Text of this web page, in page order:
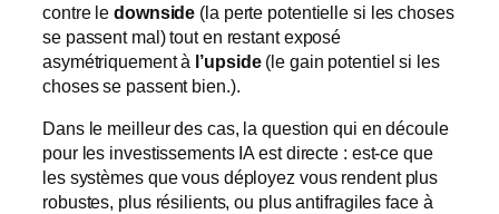
contre ledownside (la perte potentielle si les choses
se passent mal) tout en restant exposé
asymétriquement à l’upside(le gain potentiel si les
choses se passent bien.).
Dans le meilleur des cas, la question qui en découle
pour les investissements IA est directe : est-ce que
les systèmes que vous déployez vous rendent plus
robustes, plus résilients, ou plus antifragiles face à